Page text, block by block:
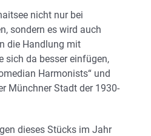
nicht nur bei
sondern es wird auch
die Handlung mit
sich da besser einfügen,
Harmonists“ und
Münchner Stadt der 1930-
dieses Stücks im Jahr